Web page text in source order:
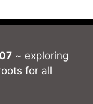
~ exploring
for all